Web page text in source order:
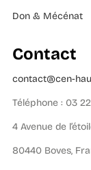
Don & Mécénat
Contact
contact@cen-
Téléphone : 03
4 Avenue de
80440 Boves,